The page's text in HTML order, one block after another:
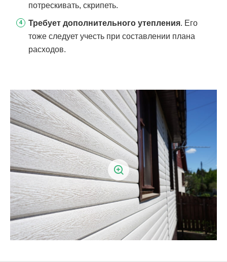
потрескивать, скрипеть.
Требует дополнительного утепления. Его
тоже следует учесть при составлении плана
расходов.